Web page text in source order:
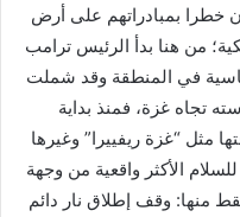
خطرا بمبادراتهم على أرض
من هنا بدأ الرئيس ترامب
في المنطقة وقد شملت
تجاه غزة، فمنذ بداية
مثل “غزة ريفييرا” وغيرها
رؤيته إلى خطة 21 خطوة للسلام الأكثر واقعية من وجهة
منها: وقف إطلاق نار دائم